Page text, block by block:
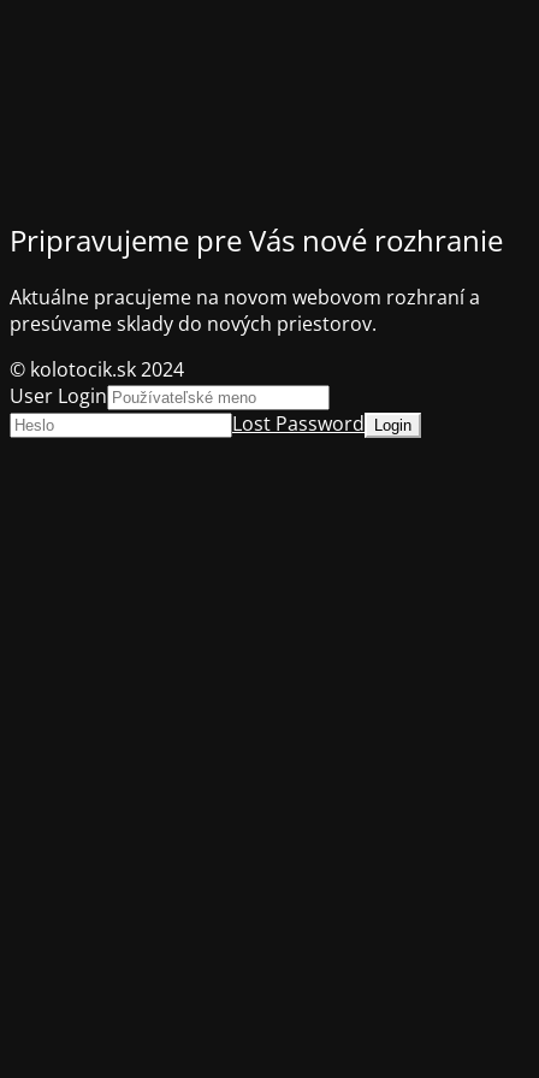
Pripravujeme pre Vás nové rozhranie
Aktuálne pracujeme na novom webovom rozhraní a
presúvame sklady do nových priestorov.
© kolotocik.sk 2024
User Login
Lost Password